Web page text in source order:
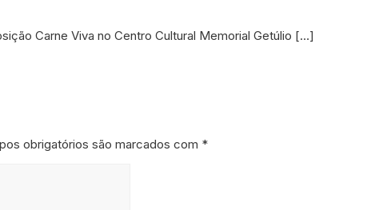
Carne Viva no Centro Cultural Memorial Getúlio […]
obrigatórios são marcados com *